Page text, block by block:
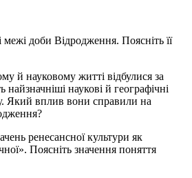
межі доби Відродження. Поясніть її
й науковому житті відбулися за
найзначніші наукові й географічні
Який вплив вони справили на
ренесансної культури як
Поясніть значення поняття